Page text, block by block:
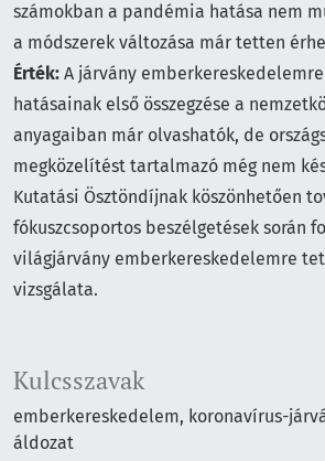
Kulcsszavak
emberkereskedelem koronavírus-
áldozat
számokban a pandémia hatása nem
a módszerek változása már tetten
Érték: A járvány
hatásainak első összegzése a
anyagaiban már olvashatók, de
megközelítést tartalmazó még nem
Kutatási Ösztöndíjnak köszönhetően
fókuszcsoportos beszélgetések során
világjárvány emberkereskedelemre
vizsgálata.